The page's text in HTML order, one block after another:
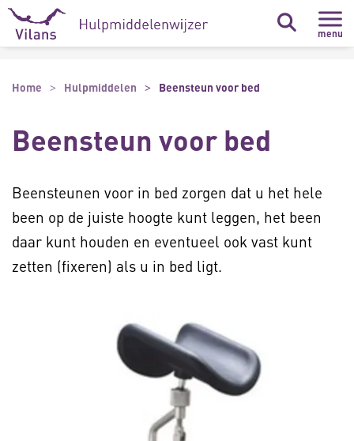
Naar hoofdinhoud
Naar footer
menu
Home Hulpmiddelen Beensteun voor bed
Beensteun voor bed
Beensteunen voor in bed zorgen dat u het hele
been op de juiste hoogte kunt leggen, het been
daar kunt houden en eventueel ook vast kunt
zetten (fixeren) als u in bed ligt.